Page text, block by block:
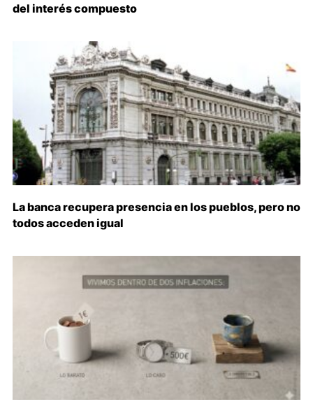
del interés compuesto
La banca recupera presencia en los pueblos, pero no
todos acceden igual